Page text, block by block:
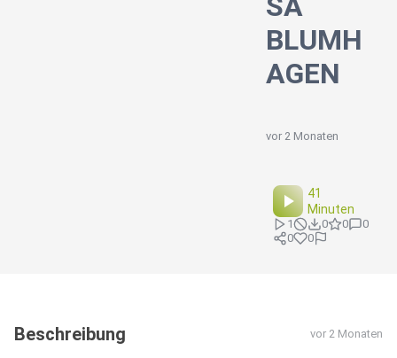
BLUMH
AGEN
vor 2 Monaten
41
Minuten
1 0 0
0
0
0
Beschreibung vor 2 Monaten